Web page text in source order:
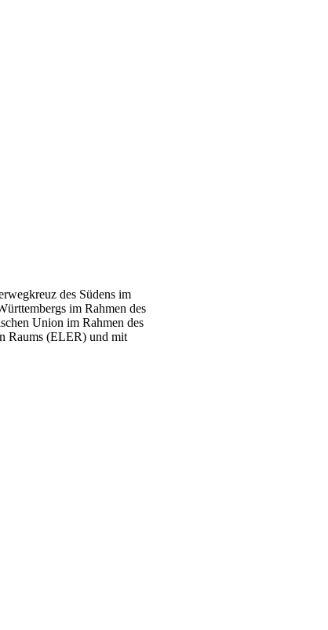
des Südens im
im Rahmen des
Union im Rahmen des
Raums (ELER) und mit